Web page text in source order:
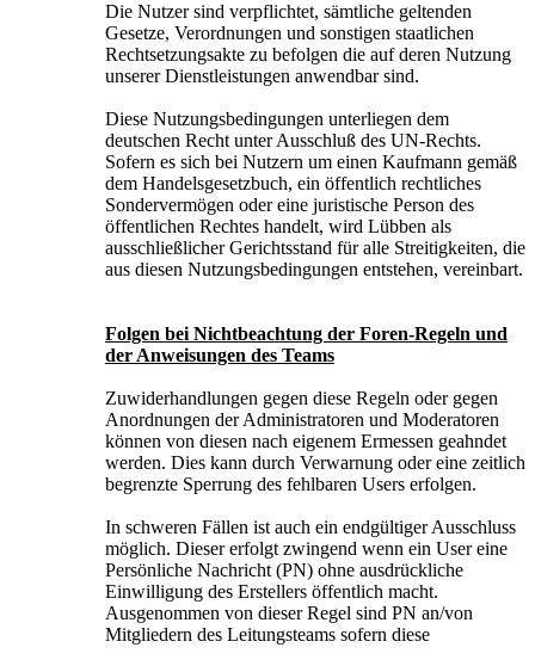
Die Nutzer sind verpflichtet, sämtliche geltenden
Gesetze, Verordnungen und sonstigen staatlichen
Rechtsetzungsakte zu befolgen die auf deren Nutzung
unserer Dienstleistungen anwendbar sind.
Diese Nutzungsbedingungen unterliegen dem
deutschen Recht unter Ausschluß des UN-Rechts.
Sofern es sich bei Nutzern um einen Kaufmann gemäß
dem Handelsgesetzbuch, ein öffentlich rechtliches
Sondervermögen oder eine juristische Person des
öffentlichen Rechtes handelt, wird Lübben als
ausschließlicher Gerichtsstand für alle Streitigkeiten, die
aus diesen Nutzungsbedingungen entstehen, vereinbart.
Folgen bei Nichtbeachtung der Foren-Regeln und
der Anweisungen des Teams
Zuwiderhandlungen gegen diese Regeln oder gegen
Anordnungen der Administratoren und Moderatoren
können von diesen nach eigenem Ermessen geahndet
werden. Dies kann durch Verwarnung oder eine zeitlich
begrenzte Sperrung des fehlbaren Users erfolgen.
In schweren Fällen ist auch ein endgültiger Ausschluss
möglich. Dieser erfolgt zwingend wenn ein User eine
Persönliche Nachricht (PN) ohne ausdrückliche
Einwilligung des Erstellers öffentlich macht.
Ausgenommen von dieser Regel sind PN an/von
Mitgliedern des Leitungsteams sofern diese